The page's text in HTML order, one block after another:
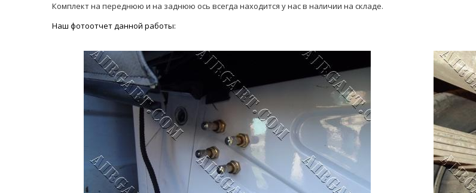
Комплект на переднюю и на заднюю ось всегда находится у нас в наличии на складе.
Наш фотоотчет данной работы: